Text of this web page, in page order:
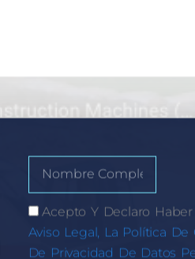
Acepto Y Declaro
Aviso Legal, La Política De
De Privacidad De Datos